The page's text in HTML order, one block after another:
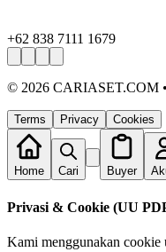
+62 838 7111 1679
© 2026 CARIASET.COM
Terms Privacy Cookies
Home Cari Buyer
Privasi & Cookie (UU
Kami menggunakan cookie